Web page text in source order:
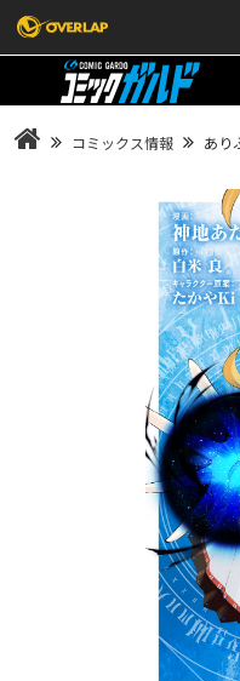
コミック
LiQulle
オーバーラップホールデ
オ
オーバ
コミックス情報 あり